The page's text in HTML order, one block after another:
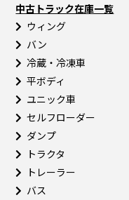
中古トラック在庫一覧
ウィング
バン
冷蔵・冷凍車
平ボディ
ユニック車
セルフローダー
ダンプ
トラクタ
トレーラー
バス